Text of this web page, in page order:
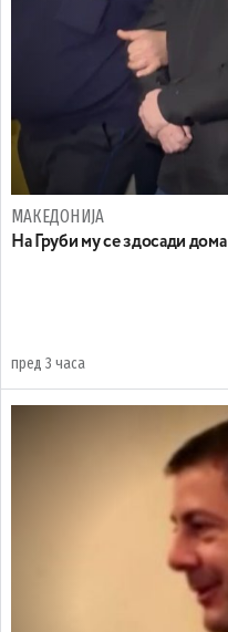
МАКЕДОНИЈА
На Груби му се здосади дома
пред 3 часа